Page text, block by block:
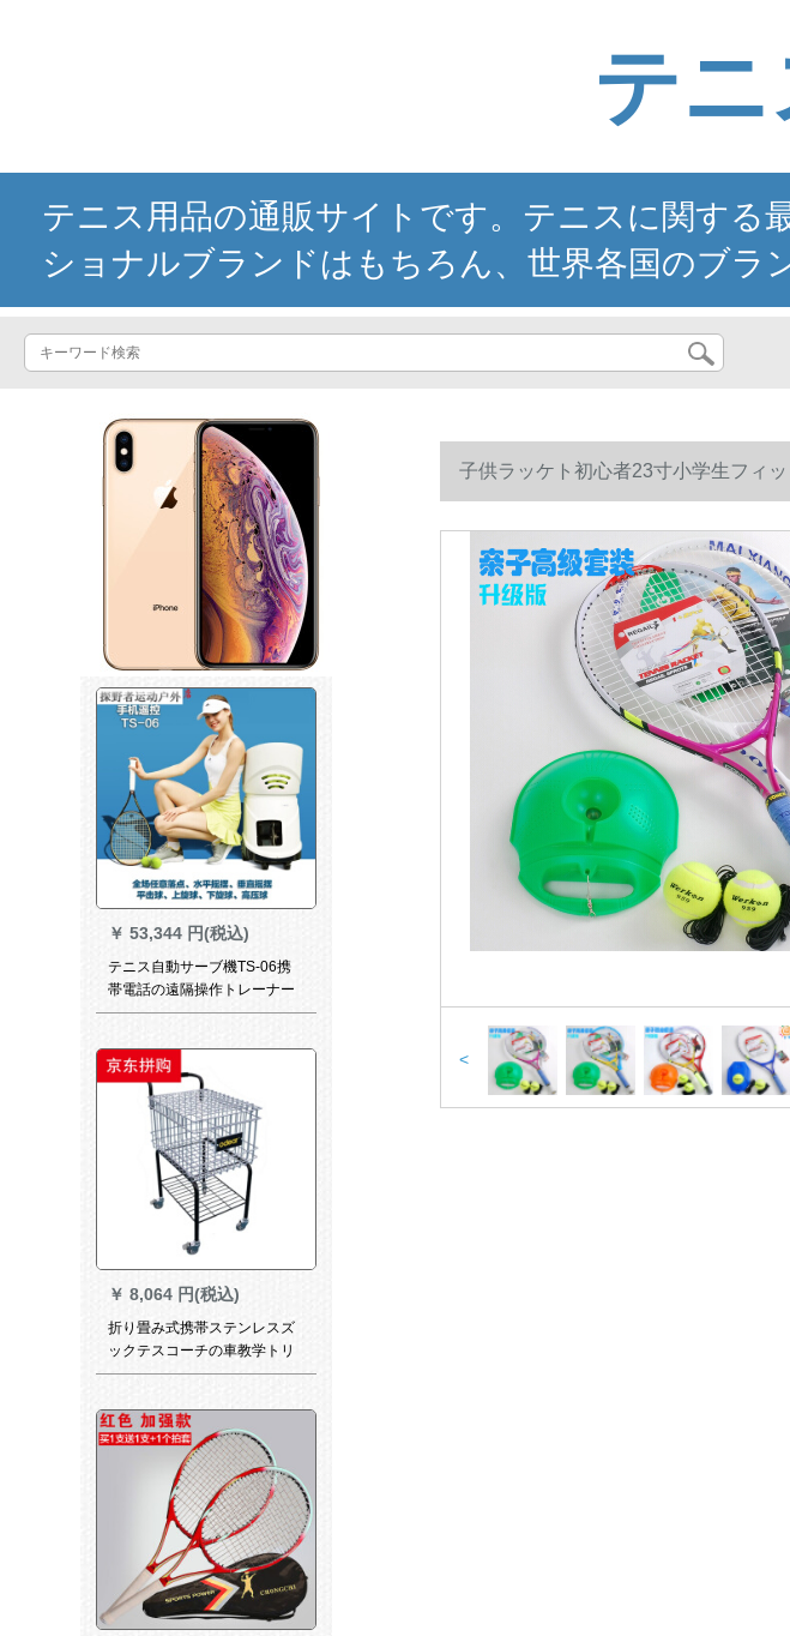
テ
テニス用品の通販サイトです。テニスに関する
ショナルブランドはもちろん、世界各国のブラ
￥ 53,344 円(税込)
テニス自動サーブ機TS-06携
帯電話の遠隔操作トレーナー
￥ 8,064 円(税込)
折り畳み式携帯ステンレスズ
ックテスコーチの車教学トリ
ニングースボックス金属トレ
を入れてキーホルダーを一つ
プレゼントします。
子供ラッケト初心者23寸小学生フィ
球）
<